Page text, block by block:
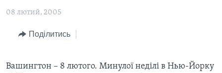
сторінки
УКРАЇНА
ВІЙНА - ЦЕ ОСОБИСТЕ
АДМІНІСТРАЦІЯ ПРЕЗИДЕНТА ТРАМПА: ПЕРШІ 100
УКРАЇНА
08 лютий, 2005
Поділитись
Вашингтон – 8 лютого. Минулої недiлi в Нью-Йорку